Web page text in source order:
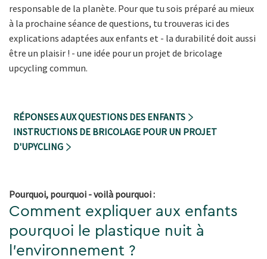
responsable de la planète. Pour que tu sois préparé au mieux
à la prochaine séance de questions, tu trouveras ici des
explications adaptées aux enfants et - la durabilité doit aussi
être un plaisir ! - une idée pour un projet de bricolage
upcycling commun.
RÉPONSES AUX QUESTIONS DES ENFANTS
INSTRUCTIONS DE BRICOLAGE POUR UN PROJET
D'UPYCLING
Pourquoi, pourquoi - voilà pourquoi :
Comment expliquer aux enfants
pourquoi le plastique nuit à
l'environnement ?